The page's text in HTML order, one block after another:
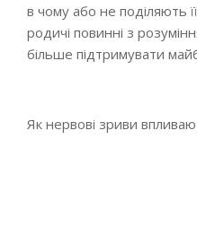
в чому або не поділяють
родичі повинні з
більше підтримувати
Як нервові зриви